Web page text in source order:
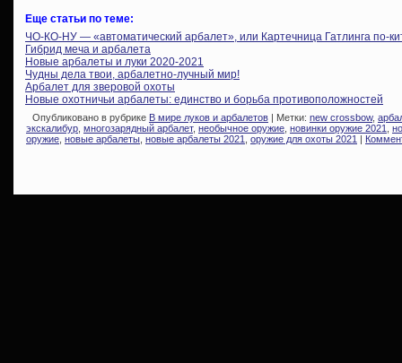
Еще статьи по теме:
ЧО-КО-НУ — «автоматический арбалет», или Картечница Гатлинга по-
Гибрид меча и арбалета
Новые арбалеты и луки 2020-2021
Чудны дела твои, арбалетно-лучный мир!
Арбалет для зверовой охоты
Новые охотничьи арбалеты: единство и борьба противоположностей
Опубликовано в рубрике В мире луков и арбалетов | Метки: new crossbow,
экскалибур многозарядный арбалет, необычное оружие новинки оружие 2021
оружие новые арбалеты новые арбалеты 2021 оружие для охоты 2021 |